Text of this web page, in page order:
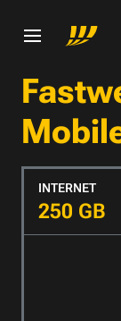
INTERNET
250 GB